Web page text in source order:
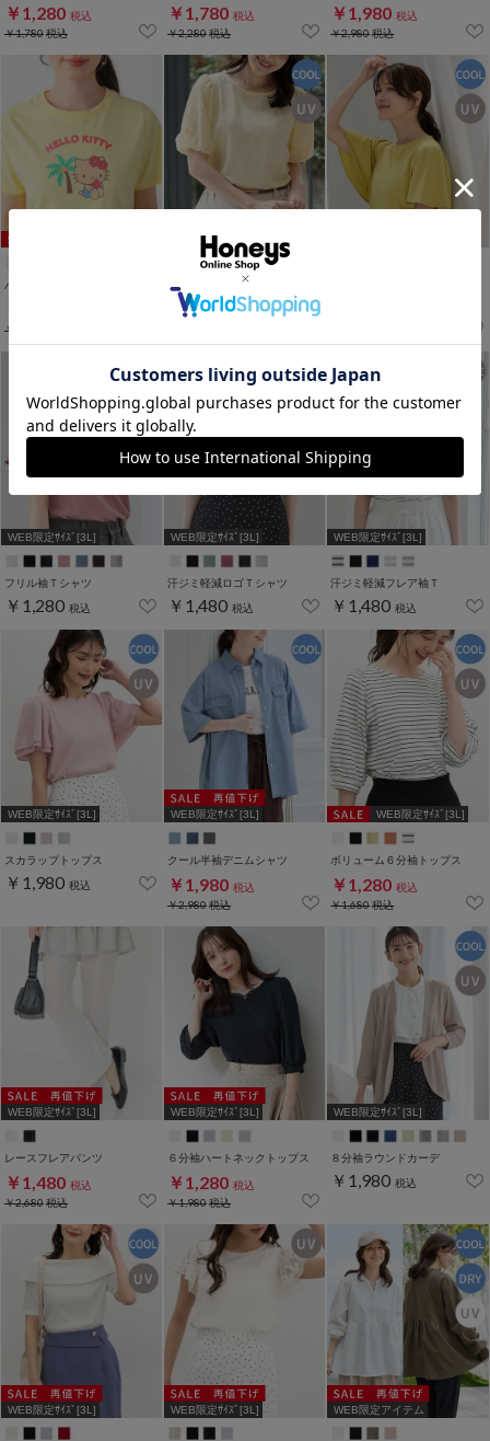
￥1,280 税込
￥1,780税込
￥1,780 税込
￥2,280税込
￥1,980 税込
￥2,980税込
ハローキティ／Ｔシャツ
￥1,780
WEB限定ｻｲｽﾞ[3L]
袖刺繍トップス
￥1,980 税込
WEB限定ｻｲｽﾞ[3L]
フリル袖Ｔシャツ
￥1,280 税込
WEB限定ｻｲｽﾞ[3L]
汗ジミ軽減ロゴＴシャツ
￥1,480 税込
WEB限定ｻｲｽﾞ[3L]
汗ジミ軽減フレア袖Ｔ
￥1,480 税込
WEB限定ｻｲｽﾞ[3L]
スカラップトップス
￥1,980 税込
WEB限定ｻｲｽﾞ[3L]
クール半袖デニムシャツ
￥1,980 税込
￥2,980税込
WEB限定ｻｲｽﾞ[3L]
ボリューム６分袖トップス
￥1,280 税込
￥1,680税込
WEB限定ｻｲｽﾞ[3L]
レースフレアパンツ
￥1,480 税込
￥2,680税込
WEB限定ｻｲｽﾞ[3L]
６分袖ハートネックトップス
￥1,280 税込
￥1,980税込
WEB限定ｻｲｽﾞ[3L]
８分袖ラウンドカーデ
￥1,980 税込
WEB限定ｻｲｽﾞ[3L] WEB限定ｻｲｽﾞ[3L] WEB限定アイテム